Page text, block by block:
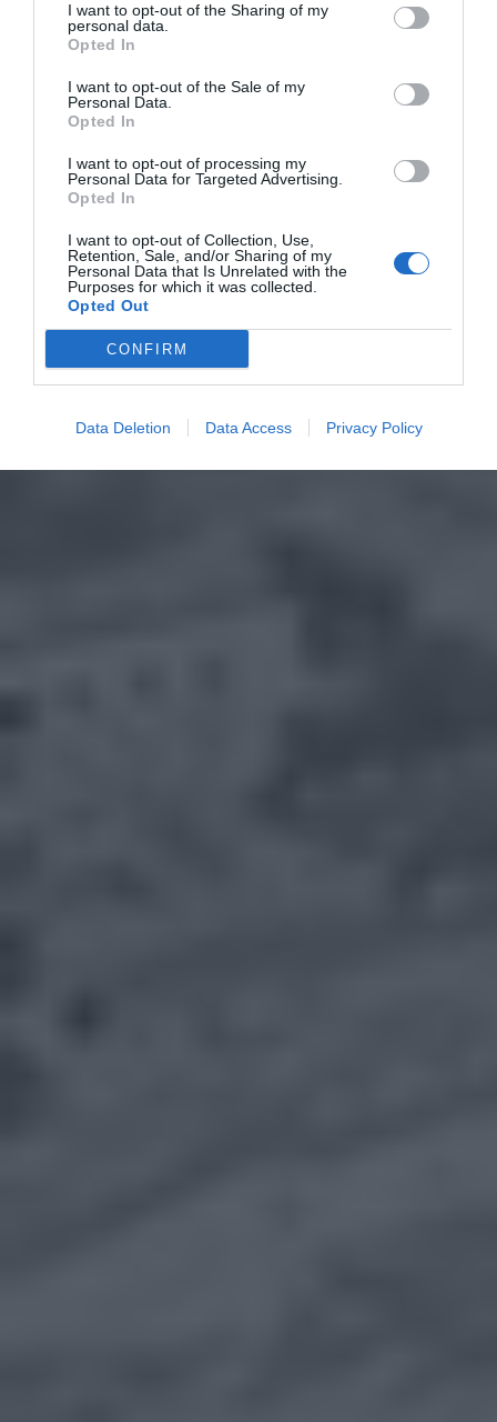
I want to opt-out of the Sharing of my
personal data.
Opted In
I want to opt-out of the Sale of my
Personal Data.
Opted In
I want to opt-out of processing my
Personal Data for Targeted Advertising.
Opted In
I want to opt-out of Collection, Use,
Retention, Sale, and/or Sharing of my
Personal Data that Is Unrelated with the
Purposes for which it was collected.
Opted Out
CONFIRM
Data Deletion Data Access Privacy Policy